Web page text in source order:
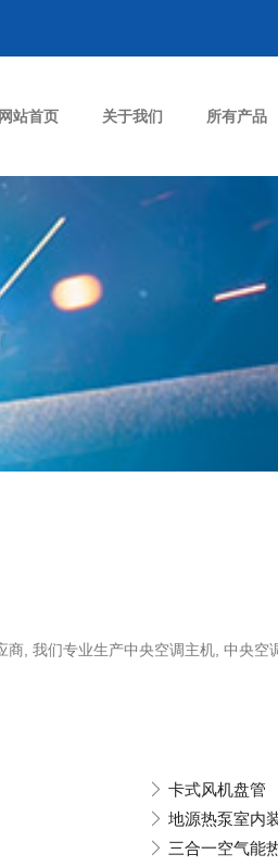
网站首页 关于我们 所有产品
商, 我们专业生产中央空调主机, 中央
卡式风机盘管
地源热泵室内
三合一空气能